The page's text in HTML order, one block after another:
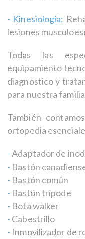
- Kinesiología:
lesiones
Todas las
equipamiento
diagnostico y
para nuestra
También
ortopedia
-Adaptador de
- Bastón
- Bastón común
- Bastón trípode
- Bota walker
- Cabestrillo
- Inmovilizador de